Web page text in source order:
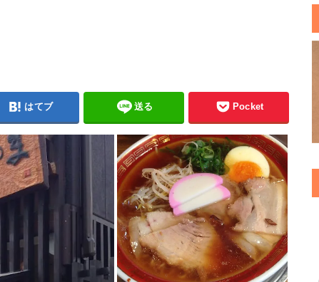
はてブ 送る Pocket